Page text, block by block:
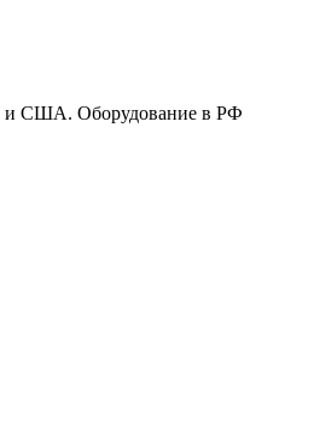
и США. Оборудование в РФ